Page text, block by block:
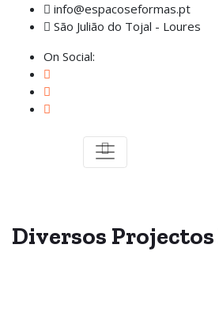
info@espacoseformas.pt
São Julião do Tojal - Loures
On Social:
Diversos Projectos